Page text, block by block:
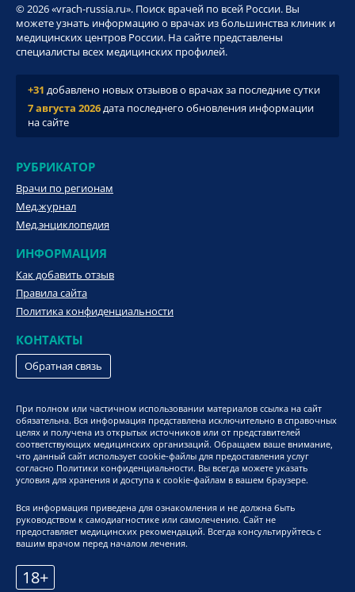
© 2026 «vrach-russia.ru». Поиск врачей по всей России. Вы
можете узнать информацию о врачах из большинства клиник и
медицинских центров России. На сайте представлены
специалисты всех медицинских профилей.
+31 добавлено новых отзывов о врачах за последние сутки
7 августа 2026дата последнего обновления информации
на сайте
РУБРИКАТОР
Врачи по регионам
Мед.журнал
Мед.энциклопедия
ИНФОРМАЦИЯ
Как добавить отзыв
Правила сайта
Политика конфиденциальности
КОНТАКТЫ
Обратная связь
При полном или частичном использовании материалов ссылка на сайт
обязательна. Вся информация представлена исключительно в справочных
целях и получена из открытых источников или от представителей
соответствующих медицинских организаций. Обращаем ваше внимание,
что данный сайт использует cookie-файлы для предоставления услуг
согласно Политики конфиденциальности. Вы всегда можете указать
условия для хранения и доступа к cookie-файлам в вашем браузере.
Вся информация приведена для ознакомления и не должна быть
руководством к самодиагностике или самолечению. Сайт не
предоставляет медицинских рекомендаций. Всегда консультируйтесь с
вашим врачом перед началом лечения.
18+